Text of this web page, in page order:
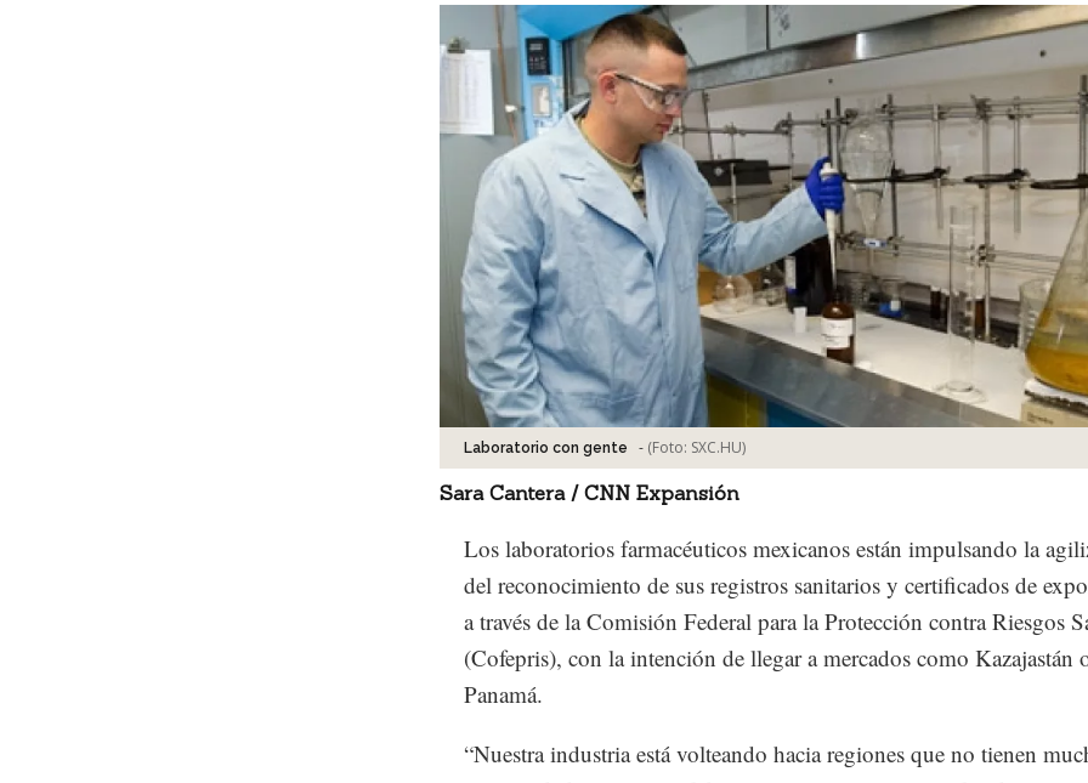
Laboratorio con gente - (Foto: SXC.HU)
Sara Cantera / CNN Expansión
Los laboratorios farmacéuticos mexicanos están impulsando la
del reconocimiento de sus registros sanitarios y certificados de
a través de la Comisión Federal para la Protección contra Riesgos
(Cofepris), con la intención de llegar a mercados como Kazajastán
Panamá.
“Nuestra industria está volteando hacia regiones que no tienen